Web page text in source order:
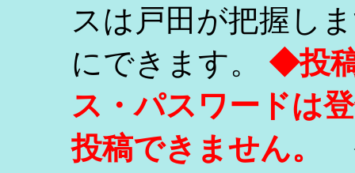
スは戸田が把握し
にできます。 ◆投
ス・パスワードは
投稿できません。